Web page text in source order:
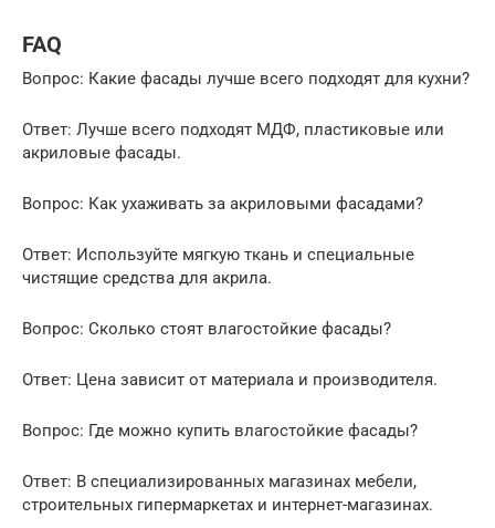
FAQ
Вопрос: Какие фасады лучше всего подходят для кухни?
Ответ: Лучше всего подходят МДФ, пластиковые или
акриловые фасады.
Вопрос: Как ухаживать за акриловыми фасадами?
Ответ: Используйте мягкую ткань и специальные
чистящие средства для акрила.
Вопрос: Сколько стоят влагостойкие фасады?
Ответ: Цена зависит от материала и производителя.
Вопрос: Где можно купить влагостойкие фасады?
Ответ: В специализированных магазинах мебели,
строительных гипермаркетах и интернет-магазинах.